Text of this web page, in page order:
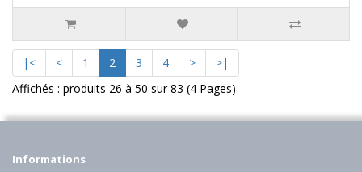
|< < 1 2 3 4 >
>|
Affichés : produits 26 à 50 sur 83 (4 Pages)
Informations